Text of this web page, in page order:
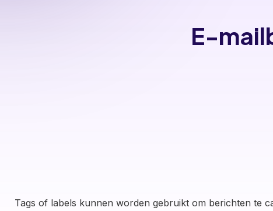
E-
Tags of labels kunnen worden gebruikt om berichten te